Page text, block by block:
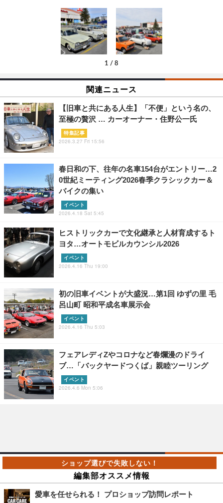
1 / 8
関連ニュース
【旧車と共にある人生】「不便」という名の、
至極の贅沢 … カーオーナー・住野公一氏
特集記事
2026.3.27 Fri 15:56
春日和の下、往年の名車154台がエントリー…2
0世紀ミーティング2026春季クラシックカー＆
バイクの集い
イベント
2026.4.18 Sat 5:45
ヒストリックカーで文化継承と人材育成するト
ヨタ…オートモビルカウンシル2026
イベント
2026.4.16 Thu 19:00
初の旧車イベントが大盛況…第1回 ゆずの里 毛
呂山町 昭和平成名車展示会
イベント
2026.4.16 Thu 5:03
フェアレディZやコロナなど春爛漫のドライ
ブ…「バックヤードつくば」親睦ツーリング
イベント
2026.4.6 Mon 5:06
編集部オススメ情報
愛車を任せられる！ プロショップ訪問レポート